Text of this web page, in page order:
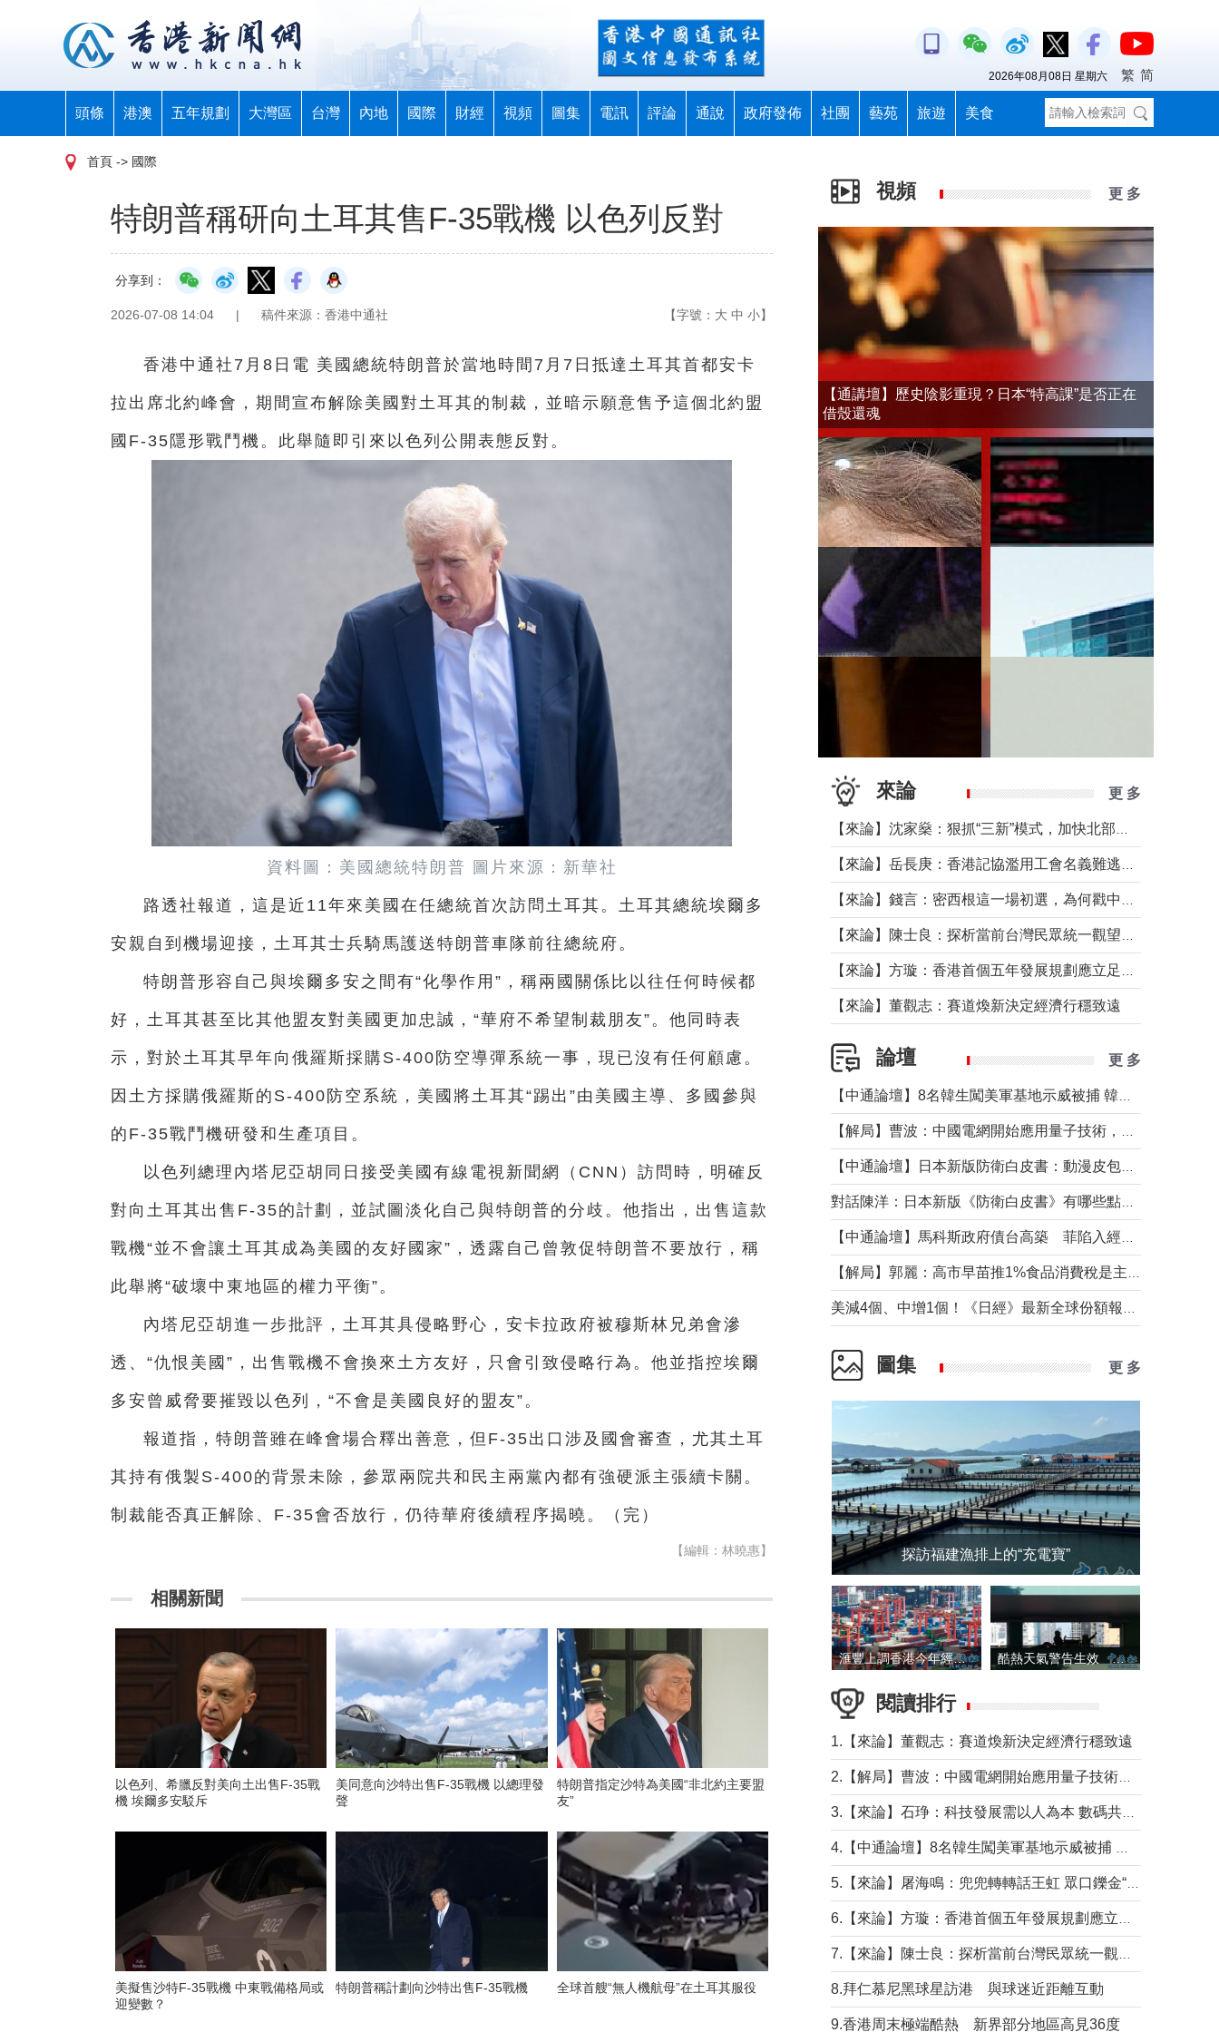
頭條 港澳 五年規劃 大灣區 台灣 內地 國際 財經 視頻 圖集 電訊 評論 通說 政府發佈 社團 藝苑 旅遊 美食
2026年08月08日 星期六 繁 简
首頁 -> 國際
特朗普稱研向土耳其售F-35戰機 以色列反對
分享到：
2026-07-08 14:04 | 稿件來源：香港中通社 【字號： 大 中 小】
香港中通社7月8日電 美國總統特朗普於當地時間7月7日抵達土耳其首都安卡
拉出席北約峰會，期間宣布解除美國對土耳其的制裁，並暗示願意售予這個北約盟
國F-35隱形戰鬥機。此舉隨即引來以色列公開表態反對。
資料圖：美國總統特朗普 圖片來源：新華社
路透社報道，這是近11年來美國在任總統首次訪問土耳其。土耳其總統埃爾多
安親自到機場迎接，土耳其士兵騎馬護送特朗普車隊前往總統府。
特朗普形容自己與埃爾多安之間有“化學作用”，稱兩國關係比以往任何時候都
好，土耳其甚至比其他盟友對美國更加忠誠，“華府不希望制裁朋友”。他同時表
示，對於土耳其早年向俄羅斯採購S-400防空導彈系統一事，現已沒有任何顧慮。
因土方採購俄羅斯的S-400防空系統，美國將土耳其“踢出”由美國主導、多國參與
的F-35戰鬥機研發和生產項目。
以色列總理內塔尼亞胡同日接受美國有線電視新聞網（CNN）訪問時，明確反
對向土耳其出售F-35的計劃，並試圖淡化自己與特朗普的分歧。他指出，出售這款
戰機“並不會讓土耳其成為美國的友好國家”，透露自己曾敦促特朗普不要放行，稱
此舉將“破壞中東地區的權力平衡”。
內塔尼亞胡進一步批評，土耳其具侵略野心，安卡拉政府被穆斯林兄弟會滲
透、“仇恨美國”，出售戰機不會換來土方友好，只會引致侵略行為。他並指控埃爾
多安曾威脅要摧毀以色列，“不會是美國良好的盟友”。
報道指，特朗普雖在峰會場合釋出善意，但F-35出口涉及國會審查，尤其土耳
其持有俄製S-400的背景未除，參眾兩院共和民主兩黨內都有強硬派主張續卡關。
制裁能否真正解除、F-35會否放行，仍待華府後續程序揭曉。（完）
【編輯：林曉惠】
相關新聞
以色列、希臘反對美向土出售F-35戰
機 埃爾多安駁斥
美同意向沙特出售F-35戰機 以總理發
聲
特朗普指定沙特為美國“非北約主要盟
友”
美擬售沙特F-35戰機 中東戰備格局或
迎變數？
特朗普稱計劃向沙特出售F-35戰機 全球首艘“無人機航母”在土耳其服役
視頻 更 多
【通講壇】歷史陰影重現？日本“特高課”是否正在
借殼還魂
來論 更 多
【來論】董觀志：賽道煥新決定經濟行穩致遠
論壇 更 多
圖集 更 多
探訪福建漁排上的“充電寶”
滙豐上調香港今年經濟增長預測至4.5% 酷熱天氣警告生效 本港高溫持續至下周
閱讀排行
1.【來論】董觀志：賽道煥新決定經濟行穩致遠
8.拜仁慕尼黑球星訪港 與球迷近距離互動
9.香港周末極端酷熱 新界部分地區高見36度